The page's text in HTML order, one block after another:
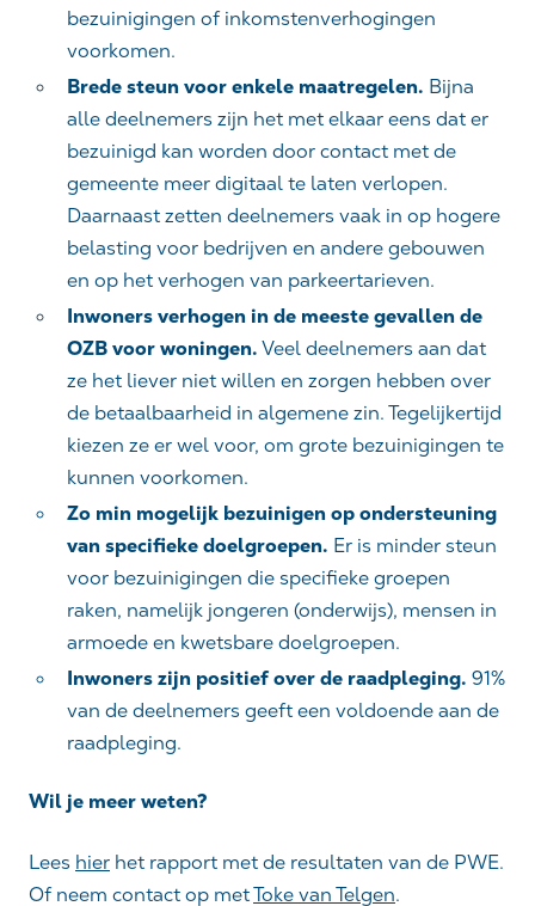
bezuinigingen of inkomstenverhogingen
voorkomen.
Brede steun voor enkele maatregelen. Bijna
alle deelnemers zijn het met elkaar eens dat er
bezuinigd kan worden door contact met de
gemeente meer digitaal te laten verlopen.
Daarnaast zetten deelnemers vaak in op hogere
belasting voor bedrijven en andere gebouwen
en op het verhogen van parkeertarieven.
Inwoners verhogen in de meeste gevallen de
OZB voor woningen.Veel deelnemers aan dat
ze het liever niet willen en zorgen hebben over
de betaalbaarheid in algemene zin. Tegelijkertijd
kiezen ze er wel voor, om grote bezuinigingen te
kunnen voorkomen.
Zo min mogelijk bezuinigen op ondersteuning
van specifieke doelgroepen. Er is minder steun
voor bezuinigingen die specifieke groepen
raken, namelijk jongeren (onderwijs), mensen in
armoede en kwetsbare doelgroepen.
Inwoners zijn positief over de raadpleging. 91%
van de deelnemers geeft een voldoende aan de
raadpleging.
Wil je meer weten?
Lees hier het rapport met de resultaten van de PWE.
Of neem contact op metToke van Telgen.